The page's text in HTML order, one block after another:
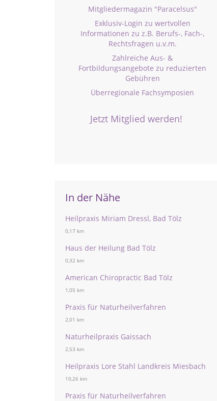
Mitgliedermagazin "Paracelsus"
Exklusiv-Login zu wertvollen
Informationen zu z.B. Berufs-, Fach-,
Rechtsfragen u.v.m.
Zahlreiche Aus- &
Fortbildungsangebote zu reduzierten
Gebühren
Überregionale Fachsymposien
Jetzt Mitglied werden!
In der Nähe
Heilpraxis Miriam Dressl, Bad Tölz
0,17 km
Haus der Heilung Bad Tölz
0,32 km
American Chiropractic Bad Tölz
1,05 km
Praxis für Naturheilverfahren
2,01 km
Naturheilpraxis Gaissach
2,53 km
Heilpraxis Lore Stahl Landkreis Miesbach
10,26 km
Praxis für Naturheilverfahren